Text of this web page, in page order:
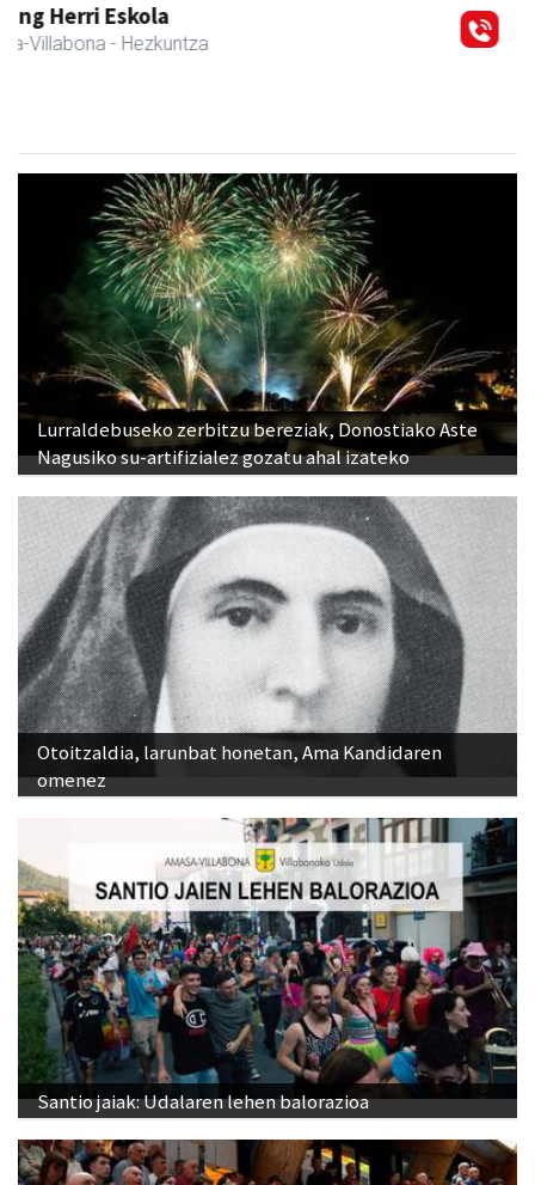
Zubimusu Ikastola
Amasa-Villabona - Hezkuntza
Lurraldebuseko zerbitzu bereziak, Donostiako Aste
Nagusiko su-artifizialez gozatu ahal izateko
Otoitzaldia, larunbat honetan, Ama Kandidaren
omenez
Santio jaiak: Udalaren lehen balorazioa